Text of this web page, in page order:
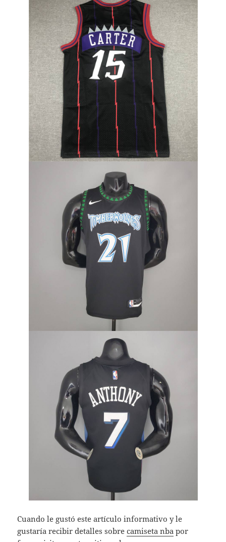
Cuando le gustó este artículo informativo y le
gustaría recibir detalles sobrecamiseta nba por